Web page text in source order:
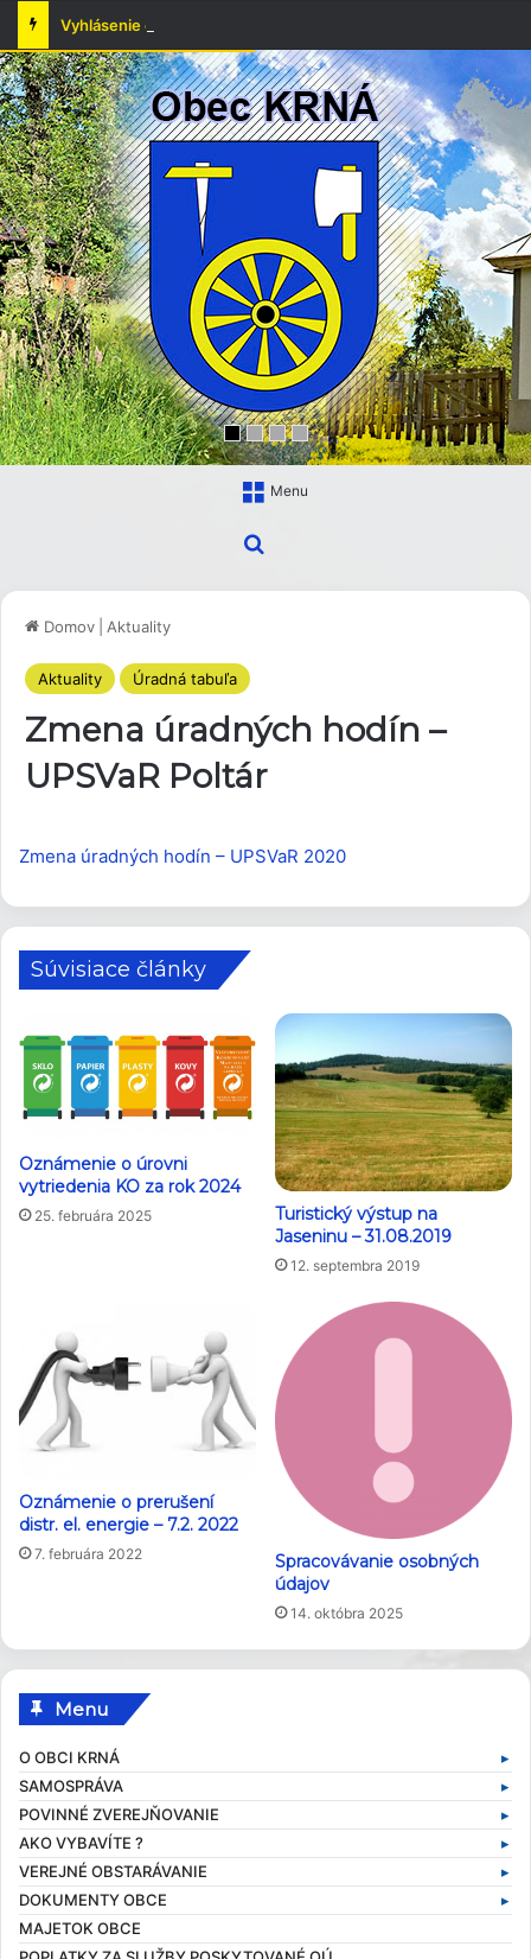
Menu
Domov Aktuality
Aktuality Úradná tabuľa
Zmena úradných hodín –
UPSVaR Poltár
Zmena úradných hodín – UPSVaR 2020
Súvisiace články
Oznámenie o úrovni
vytriedenia KO za rok 2024
25. februára 2025
Turistický výstup na
Jaseninu – 31.08.2019
12. septembra 2019
Oznámenie o prerušení
distr. el. energie – 7.2. 2022
7. februára 2022
Spracovávanie osobných
údajov
14. októbra 2025
Menu
O OBCI KRNÁ
Základné informácie
Profil obce
História obce
Obecné symboly
Kultúra
Zaujímavosti
SAMOSPRÁVA
Samospráva v súčasnosti
Obecný úrad
Starosta obce
Zamestnanci obce
Hlavný kontrolór
POVINNÉ ZVEREJŇOVANIE
Zmluvy
Faktúry
Objednávky
AKO VYBAVÍTE ?
Stavebný poriadok
Výruby drevín
Dane a poplatky
VEREJNÉ OBSTARÁVANIE
Verejné obstarávania
Profil verejného obstarávateľa
DOKUMENTY OBCE
Kompetencie obce
MAJETOK OBCE